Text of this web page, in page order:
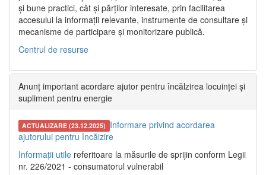
și bune practici, cât și părților interesate, prin facilitarea
accesului la informații relevante, instrumente de consultare și
mecanisme de participare și monitorizare publică.
Centrul de resurse
Anunț important acordare ajutor pentru încălzirea locuinței și
supliment pentru energie
ACTUALIZARE (23.12.2025) Informare privind acordarea
ajutorului pentru încălzire
Informații utile referitoare la măsurile de sprijin conform Legii
nr. 226/2021 - consumatorul vulnerabil